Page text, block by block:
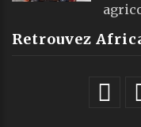
Retrouvez